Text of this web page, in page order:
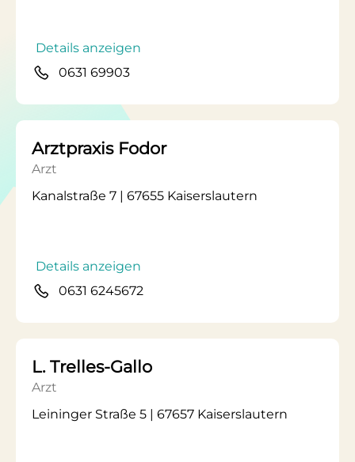
Details anzeigen
0631 69903
Arztpraxis Fodor
Arzt
Kanalstraße 7 | 67655 Kaiserslautern
Details anzeigen
0631 6245672
L. Trelles-Gallo
Arzt
Leininger Straße 5 | 67657 Kaiserslautern